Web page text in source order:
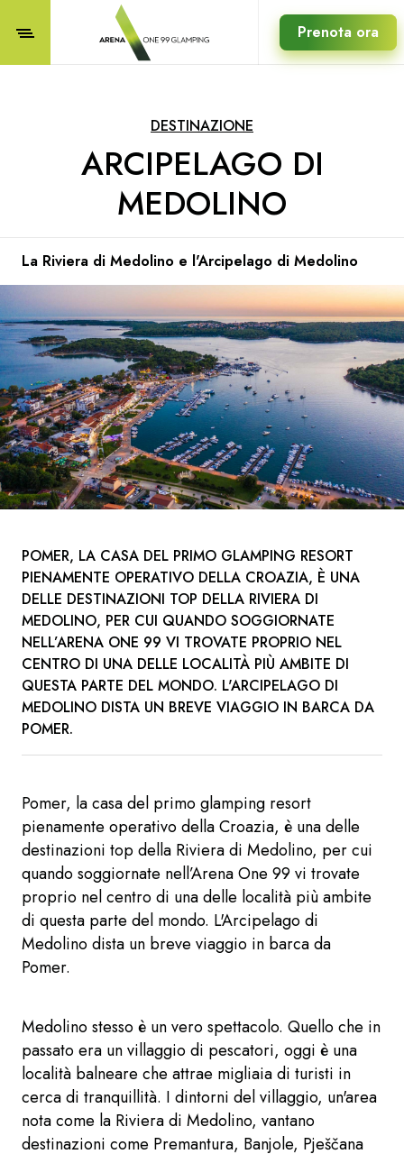
Prenota ora
DESTINAZIONE
ARCIPELAGO DI
MEDOLINO
La Riviera di Medolino e l'Arcipelago di Medolino
POMER, LA CASA DEL PRIMO GLAMPING RESORT
PIENAMENTE OPERATIVO DELLA CROAZIA, È UNA
DELLE DESTINAZIONI TOP DELLA RIVIERA DI
MEDOLINO, PER CUI QUANDO SOGGIORNATE
NELL’ARENA ONE 99 VI TROVATE PROPRIO NEL
CENTRO DI UNA DELLE LOCALITÀ PIÙ AMBITE DI
QUESTA PARTE DEL MONDO. L'ARCIPELAGO DI
MEDOLINO DISTA UN BREVE VIAGGIO IN BARCA DA
POMER.
Pomer, la casa del primo glamping resort
pienamente operativo della Croazia, è una delle
destinazioni top della Riviera di Medolino, per cui
quando soggiornate nell’Arena One 99 vi trovate
proprio nel centro di una delle località più ambite
di questa parte del mondo. L'Arcipelago di
Medolino dista un breve viaggio in barca da
Pomer.
Medolino stesso è un vero spettacolo. Quello che in
passato era un villaggio di pescatori, oggi è una
località balneare che attrae migliaia di turisti in
cerca di tranquillità. I dintorni del villaggio, un'area
nota come la Riviera di Medolino, vantano
destinazioni come Premantura, Banjole, Pješčana